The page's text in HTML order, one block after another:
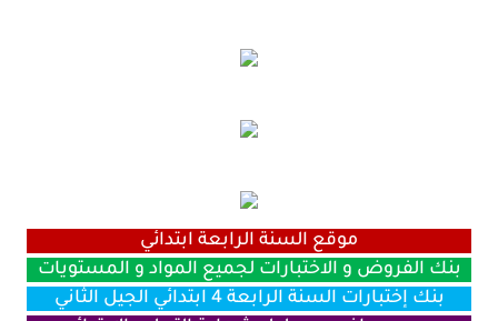
موقع السنة الرابعة ابتدائي
بنك الفروض و الاختبارات لجميع المواد و المستويات
بنك إختبارات السنة الرابعة 4 ابتدائي الجيل الثاني